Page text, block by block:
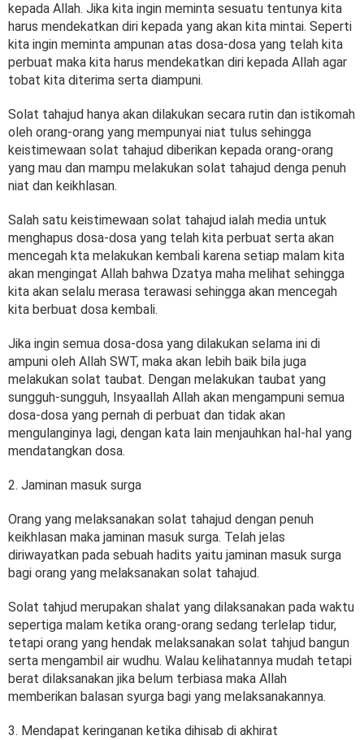
kepada Allah. Jika kita ingin meminta sesuatu tentunya kita
harus mendekatkan diri kepada yang akan kita mintai. Seperti
kita ingin meminta ampunan atas dosa-dosa yang telah kita
perbuat maka kita harus mendekatkan diri kepada Allah agar
tobat kita diterima serta diampuni.
Solat tahajud hanya akan dilakukan secara rutin dan istikomah
oleh orang-orang yang mempunyai niat tulus sehingga
keistimewaan solat tahajud diberikan kepada orang-orang
yang mau dan mampu melakukan solat tahajud denga penuh
niat dan keikhlasan.
Salah satu keistimewaan solat tahajud ialah media untuk
menghapus dosa-dosa yang telah kita perbuat serta akan
mencegah kta melakukan kembali karena setiap malam kita
akan mengingat Allah bahwa Dzatya maha melihat sehingga
kita akan selalu merasa terawasi sehingga akan mencegah
kita berbuat dosa kembali.
Jika ingin semua dosa-dosa yang dilakukan selama ini di
ampuni oleh Allah SWT, maka akan lebih baik bila juga
melakukan solat taubat. Dengan melakukan taubat yang
sungguh-sungguh, Insyaallah Allah akan mengampuni semua
dosa-dosa yang pernah di perbuat dan tidak akan
mengulanginya lagi, dengan kata lain menjauhkan hal-hal yang
mendatangkan dosa.
2. Jaminan masuk surga
Orang yang melaksanakan solat tahajud dengan penuh
keikhlasan maka jaminan masuk surga. Telah jelas
diriwayatkan pada sebuah hadits yaitu jaminan masuk surga
bagi orang yang melaksanakan solat tahajud.
Solat tahjud merupakan shalat yang dilaksanakan pada waktu
sepertiga malam ketika orang-orang sedang terlelap tidur,
tetapi orang yang hendak melaksanakan solat tahjud bangun
serta mengambil air wudhu. Walau kelihatannya mudah tetapi
berat dilaksanakan jika belum terbiasa maka Allah
memberikan balasan syurga bagi yang melaksanakannya.
3. Mendapat keringanan ketika dihisab di akhirat